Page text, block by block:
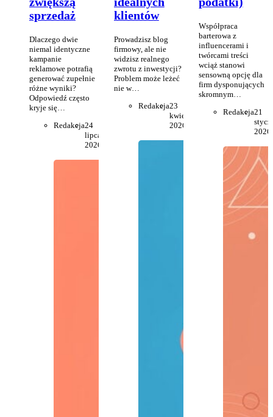
sprzedaż
Dlaczego dwie
niemal identyczne
kampanie
reklamowe potrafią
generować zupełnie
różne wyniki?
Odpowiedź często
kryje się…
Redakcja24
lipca
2026
klientów
Prowadzisz blog
firmowy, ale nie
widzisz realnego
zwrotu z inwestycji?
Problem może leżeć
nie w…
Redakcja23
kwietnia
2026
Współpraca
barterowa z
influencerami i
twórcami treści
wciąż stanowi
sensowną opcję dla
firm dysponujących
skromnym…
Redakcja21
2026